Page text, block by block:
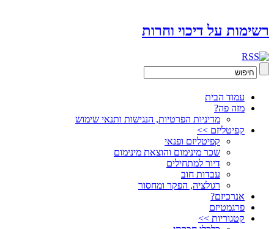
רשימות על דיכוי וחרות
עמוד הבית
מזה פה?
מדיניות הפרטיות, הנגישות ותנאי שימוש
קפיטליזם >>
קפיטליזם ופנאי
שכר מינימום והוצאת מינימום
דיור למתחילים
עבדות חוב
רגולציה, הפקר ומחסור
אנרכיזם?
פרגמטיזם
קטגוריות >>